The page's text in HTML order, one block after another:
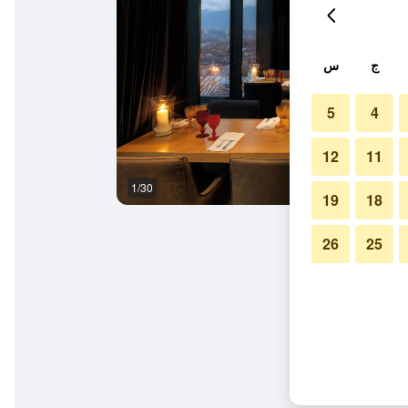
1/30
ديزاين هوتلز
ج س
4
5
11
12
18
19
25
26